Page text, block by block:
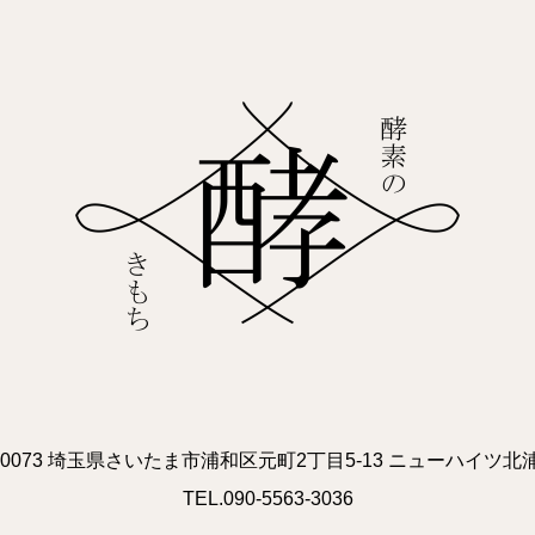
埼玉県さいたま市浦和区元町2丁目5-13 ニューハイツ北
TEL.090-5563-3036